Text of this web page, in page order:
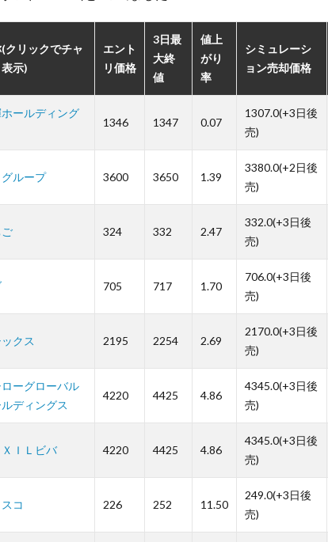
クリックでチャ
示)
エント
リ価格
3日最
大終
値
値上
がり
率
シミュレーシ
ョン売却価格
ホールディング
1346 1347 0.07
1307.0(+3日後
売)
グループ 3600 3650 1.39
3380.0(+2日後
売)
324 332 2.47
332.0(+3日後
売)
705 717 1.70
706.0(+3日後
売)
クス 2195 2254 2.69
2170.0(+3日後
売)
ローグローバル
ディングス
4220 4425 4.86
4345.0(+3日後
売)
ＸＩＬビバ 4220 4425 4.86
4345.0(+3日後
売)
コ 226 252 11.50
249.0(+3日後
売)